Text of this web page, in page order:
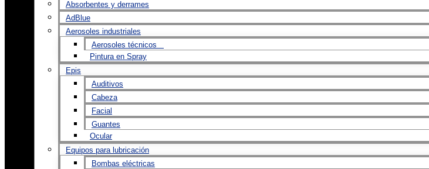
Absorbentes y derrames
AdBlue
Aerosoles industriales
Aerosoles técnicos
Pintura en Spray
Epis
Auditivos
Cabeza
Facial
Guantes
Ocular
Equipos para lubricación
Bombas eléctricas